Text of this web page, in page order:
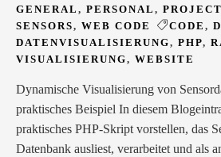
GENERAL , PERSONAL , PROJECT
SENSORS, WEB CODE CODE ,
DATENVISUALISIERUNG, PHP,
VISUALISIERUNG, WEBSITE
Dynamische Visualisierung von
praktisches Beispiel In diesem
praktisches PHP-Skript vorstellen, das
Datenbank ausliest, verarbeitet und als